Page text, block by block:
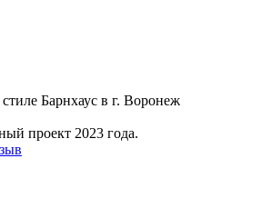
Барнхаус в г. Воронеж
проект 2023 года.